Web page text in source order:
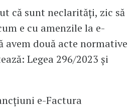
că sunt neclarități, zic să
e cu amenzile la e-
avem două acte normative
Legea 296/2023 și
e-Factura